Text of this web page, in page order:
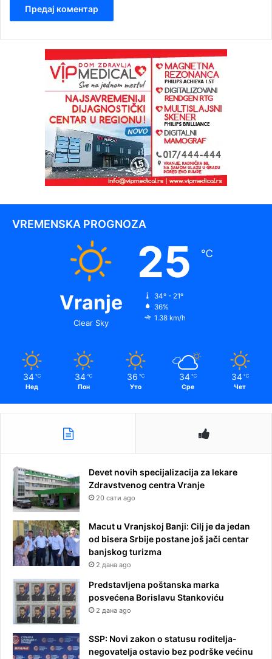
VREMENSKA PROGNOZA
Vranje
Clear Sky
25 ℃
34º - 21º
36%
1.38 km/h
34 ℃
Нед
34 ℃
Пон
36 ℃
Уто
34 ℃
Сре
34 ℃
Чет
Devet novih specijalizacija za lekare
Zdravstvenog centra Vranje
20 сати ago
Macut u Vranjskoj Banji: Cilj je da jedan
od bisera Srbije postane još jači centar
banjskog turizma
2 дана ago
Predstavljena poštanska marka
posvećena Borislavu Stankoviću
2 дана ago
SSP: Novi zakon o statusu roditelja-
negovatelja ostavio bez podrške većinu